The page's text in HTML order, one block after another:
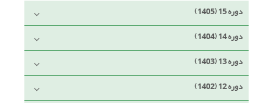
دوره 15 (1405)
دوره 14 (1404)
دوره 13 (1403)
دوره 12 (1402)